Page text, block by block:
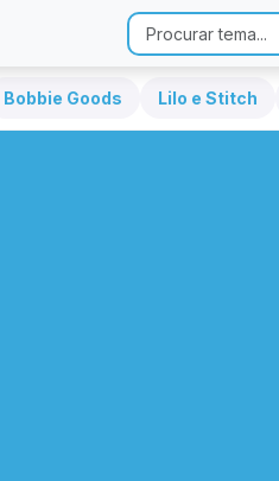
Bobbie Goods Lilo e Stitch